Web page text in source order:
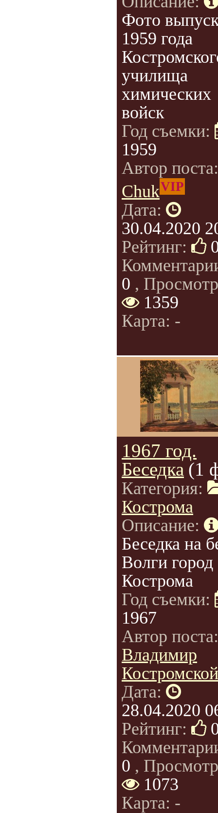
Фото
1959 года
училища
химических
войск
Год съемки:
1959
Автор
ChukVIP
Дата:
30.04.2020
Рейтинг:
0 ,
1359
Карта: -
1967 год.
Беседка (1
Категория:
Кострома
Описание:
Беседка на
Волги город
Кострома
Год съемки:
1967
Автор
Владимир
Костромской
Дата:
28.04.2020
Рейтинг:
0 ,
1073
Карта: -